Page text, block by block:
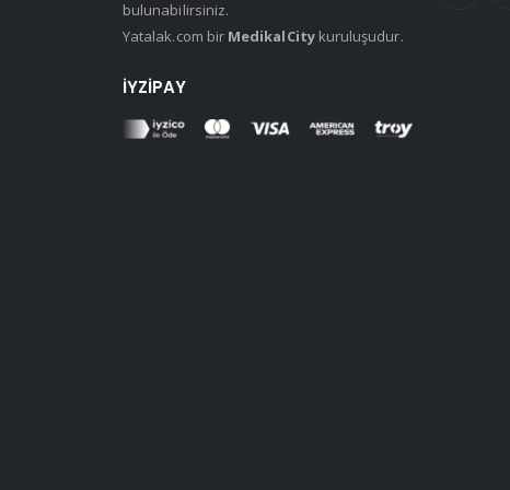
bulunabilirsiniz.
Yatalak.com bir MedikalCitykuruluşudur.
İYZIPAY